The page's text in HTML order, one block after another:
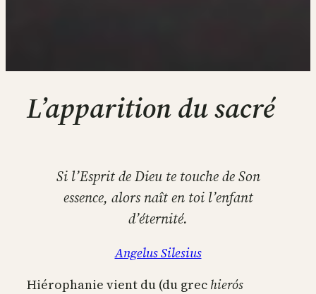
L’apparition du sacré
Si l’Esprit de Dieu te touche de Son
essence, alors naît en toi l’enfant
d’éternité.
Angelus Silesius
Hiérophanie vient du (du grec hierós